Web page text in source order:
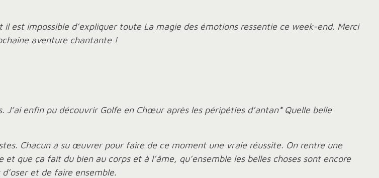
est impossible d’expliquer toute La magie des émotions ressentie ce week-end. Merci
aventure chantante !
enfin pu découvrir Golfe en Chœur après les péripéties d’antan*Quelle belle
Chacun a su œuvrer pour faire de ce moment une vraie réussite. On rentre une
que ça fait du bien au corps et à l’âme, qu’ensemble les belles choses sont encore
et de faire ensemble.